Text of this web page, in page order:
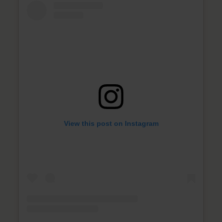
View this post on Instagram